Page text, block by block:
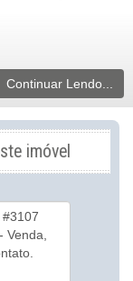
Continuar Lendo...
imóvel